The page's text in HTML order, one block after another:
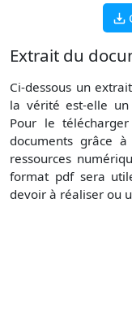
Extrait du
Ci-dessous un
la vérité est-elle
Pour le
documents grâce
ressources
format pdf sera
devoir à réaliser ou